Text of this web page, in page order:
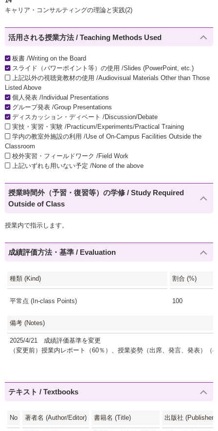
キャリア・コンサルティングの理論と実践(2)
活用される授業方法 / Teaching Methods Used
板書 /Writing on the Board
スライド（パワーポイント等）の使用 /Slides (PowerPoint, etc.)
上記以外の視聴覚教材の使用 /Audiovisual Materials Other than Those
Listed Above
個人発表 /Individual Presentations
グループ発表 /Group Presentations
ディスカッション・ディベート /Discussion/Debate
実技・実習・実験 /Practicum/Experiments/Practical Training
学内の教室外施設の利用 /Use of On-Campus Facilities Outside the
Classroom
校外実習・フィールドワーク /Field Work
上記いずれも用いない予定 /None of the above
授業時間外（予習・復習等）の学修 / Study Required
Outside of Class
授業内で指示します。
成績評価方法・基準 / Evaluation
種類 (Kind) 割合 (%)
平常点 (In-class Points) 100
備考 (Notes)
2025/4/21 成績評価基準を変更
（変更前）授業内レポート（60％）、授業姿勢（出席、発言、発表）
テキスト / Textbooks
No 著者名 (Author/Editor) 書籍名 (Title) 出版社 (Publisher)